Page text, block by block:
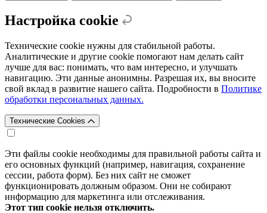
Настройка cookie
Технические cookie нужны для стабильной работы.
Аналитические и другие cookie помогают нам делать сайт
лучше для вас: понимать, что вам интересно, и улучшать
навигацию. Эти данные анонимны. Разрешая их, вы вносите
свой вклад в развитие нашего сайта. Подробности в Политике
обработки персональных данных.
Технические Cookies
Эти файлы cookie необходимы для правильной работы сайта и
его основных функций (например, навигация, сохранение
сессии, работа форм). Без них сайт не сможет
функционировать должным образом. Они не собирают
информацию для маркетинга или отслеживания.
Этот тип cookie нельзя отключить.